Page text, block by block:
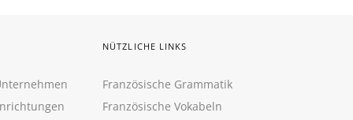
NÜTZLICHE LINKS
Französische Grammatik
Französische Vokabeln